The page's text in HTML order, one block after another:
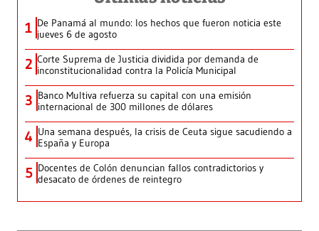
1 De Panamá al mundo: los hechos que fueron noticia este
jueves 6 de agosto
2 Corte Suprema de Justicia dividida por demanda de
inconstitucionalidad contra la Policía Municipal
3 Banco Multiva refuerza su capital con una emisión
internacional de 300 millones de dólares
4 Una semana después, la crisis de Ceuta sigue sacudiendo a
España y Europa
5 Docentes de Colón denuncian fallos contradictorios y
desacato de órdenes de reintegro